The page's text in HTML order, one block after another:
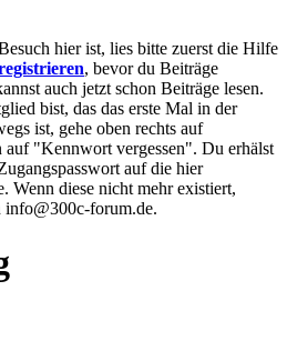
hier ist, lies bitte zuerst die Hilfe
, bevor du Beiträge
auch jetzt schon Beiträge lesen.
bist, das das erste Mal in der
ist, gehe oben rechts auf
"Kennwort vergessen". Du erhälst
auf die hier
Wenn diese nicht mehr existiert,
info@300c-forum.de.